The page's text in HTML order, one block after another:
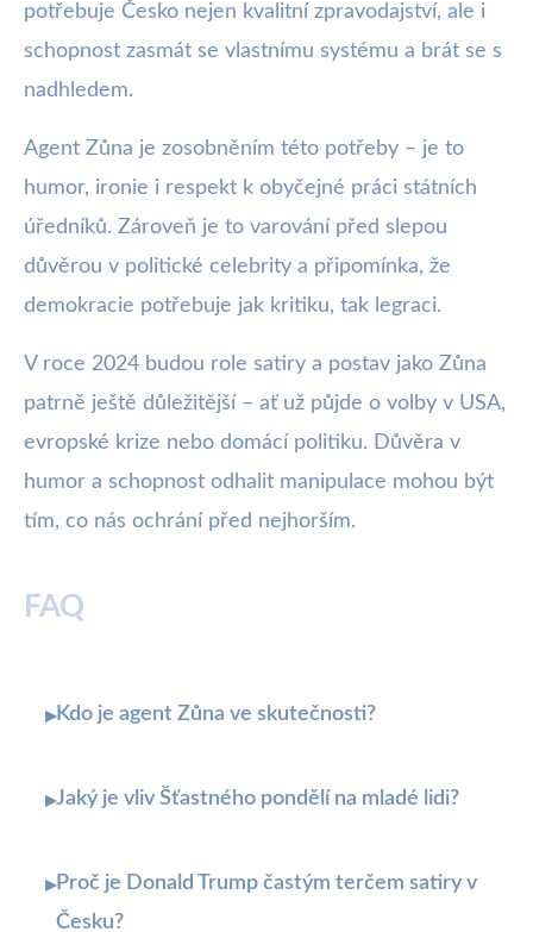
potřebuje Česko nejen kvalitní zpravodajství, ale i
schopnost zasmát se vlastnímu systému a brát se s
nadhledem.
Agent Zůna je zosobněním této potřeby – je to
humor, ironie i respekt k obyčejné práci státních
úředníků. Zároveň je to varování před slepou
důvěrou v politické celebrity a připomínka, že
demokracie potřebuje jak kritiku, tak legraci.
V roce 2024 budou role satiry a postav jako Zůna
patrně ještě důležitější – ať už půjde o volby v USA,
evropské krize nebo domácí politiku. Důvěra v
humor a schopnost odhalit manipulace mohou být
tím, co nás ochrání před nejhorším.
FAQ
▸Kdo je agent Zůna ve skutečnosti?
▸Jaký je vliv Šťastného pondělí na mladé lidi?
▸Proč je Donald Trump častým terčem satiry v
Česku?